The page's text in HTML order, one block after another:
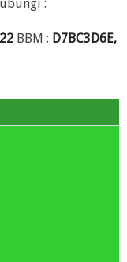
:
BBM : D7BC3D6E,